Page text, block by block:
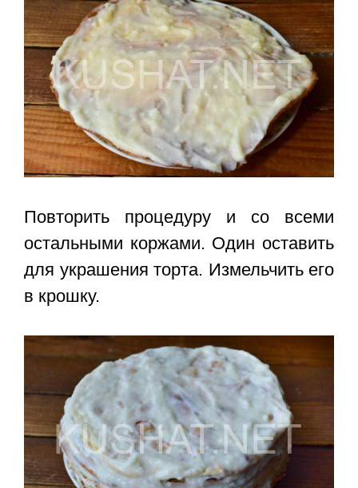
Повторить процедуру и со всеми
остальными коржами. Один оставить
для украшения торта. Измельчить его
в крошку.